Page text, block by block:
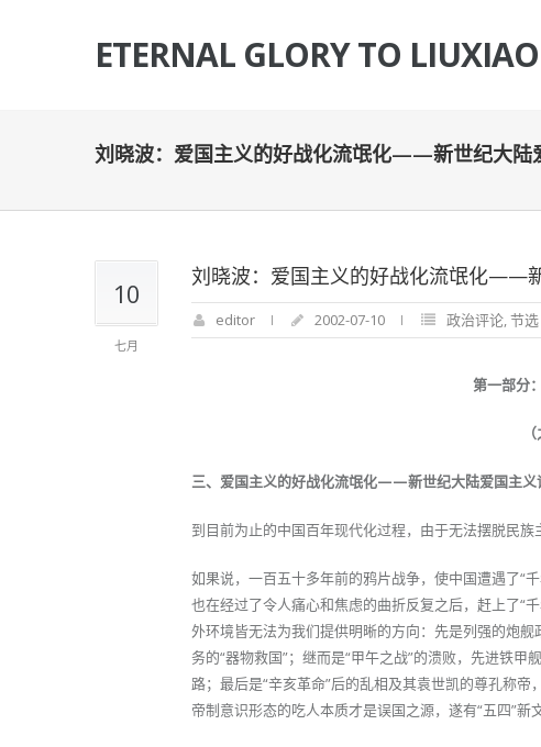
ETERNAL GLORY TO
刘晓波：爱国主义的好战化流氓化——新世纪大陆
10
七月
刘晓波：爱国主义的好战化流氓化——
editor 2002-07-10 政治评论,节选
第一部分
三、爱国主义的好战化流氓化——新世纪大陆爱国主义
到目前为止的中国百年现代化过程，由于无法摆脱民
如果说，一百五十多年前的鸦片战争，使中国遭遇了“
也在经过了令人痛心和焦虑的曲折反复之后，赶上了“
外环境皆无法为我们提供明晰的方向：先是列强的炮
务的“器物救国”；继而是“甲午之战”的溃败，先进铁
路；最后是“辛亥革命”后的乱相及其袁世凯的尊孔称
帝制意识形态的吃人本质才是误国之源，遂有“五四”新